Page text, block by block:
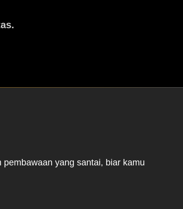
yang santai, biar kamu